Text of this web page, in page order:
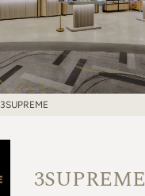
3SUPREME
3SUPREME